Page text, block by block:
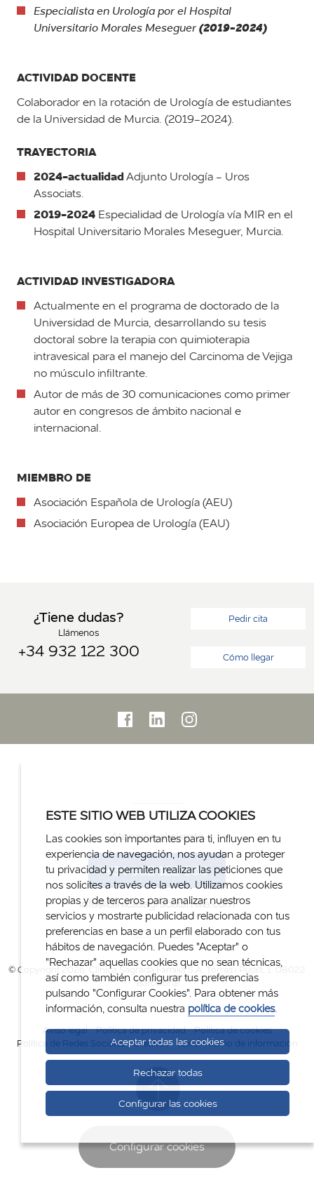
Especialista en Urología por el Hospital
Universitario Morales Meseguer(2019-2024)
ACTIVIDAD DOCENTE
Colaborador en la rotación de Urología de estudiantes
de la Universidad de Murcia. (2019-2024).
TRAYECTORIA
2024-actualidadAdjunto Urología - Uros
Associats.
2019-2024 Especialidad de Urología vía MIR en el
Hospital Universitario Morales Meseguer, Murcia.
ACTIVIDAD INVESTIGADORA
Actualmente en el programa de doctorado de la
Universidad de Murcia, desarrollando su tesis
doctoral sobre la terapia con quimioterapia
intravesical para el manejo del Carcinoma de Vejiga
no músculo infiltrante.
Autor de más de 30 comunicaciones como primer
autor en congresos de ámbito nacional e
internacional.
MIEMBRO DE
Asociación Española de Urología (AEU)
Asociación Europea de Urología (EAU)
¿Tiene dudas?
Llámenos
+34 932 122 300
Pedir cita
Cómo llegar
Atención al cliente
+34 932 122 300
info@clinicasagradafamilia.com
© Copyright 2026. Clínica Sagrada Família S.A. Torras i Pujalt, 1. 08022
Barcelona
Aviso legal Política de privacidad
Política de cookies
Política de Redes Sociales
Créditos Canal interno de información
Configurar cookies
ESTE SITIO WEB UTILIZA COOKIES
Las cookies son importantes para ti, influyen en tu
experiencia de navegación, nos ayudan a proteger
tu privacidad y permiten realizar las peticiones que
nos solicites a través de la web. Utilizamos cookies
propias y de terceros para analizar nuestros
servicios y mostrarte publicidad relacionada con tus
preferencias en base a un perfil elaborado con tus
hábitos de navegación. Puedes "Aceptar" o
"Rechazar" aquellas cookies que no sean técnicas,
así como también configurar tus preferencias
pulsando "Configurar Cookies". Para obtener más
información, consulta nuestra política de cookies.
Aceptar todas las cookies
Rechazar todas
Configurar las cookies